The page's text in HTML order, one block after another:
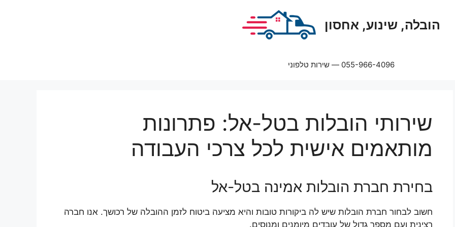
הובלה, שינוע, אחסון
055-966-4096 — שירות טלפוני
שירותי הובלות בטל-אל: פתרונות
מותאמים אישית לכל צרכי העבודה
בחירת חברת הובלות אמינה בטל-אל
חשוב לבחור חברת הובלות שיש לה ביקורות טובות והיא מציעה ביטוח לזמן ההובלה של רכושך. אנו חברה
רצינית ועם מספר גדול של עובדים מיומנים ומנוסים.